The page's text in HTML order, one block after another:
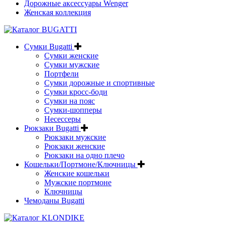
Дорожные аксессуары Wenger
Женская коллекция
Сумки Bugatti
Сумки женские
Сумки мужские
Портфели
Сумки дорожные и спортивные
Сумки кросс-боди
Сумки на пояс
Сумки-шопперы
Несессеры
Рюкзаки Bugatti
Рюкзаки мужские
Рюкзаки женские
Рюкзаки на одно плечо
Кошельки/Портмоне/Ключницы
Женские кошельки
Мужские портмоне
Ключницы
Чемоданы Bugatti